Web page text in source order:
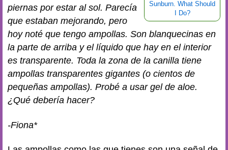
Sunburn. What Should
I Do?
piernas por estar al sol. Parecía
que estaban mejorando, pero
hoy noté que tengo ampollas. Son blanquecinas en
la parte de arriba y el líquido que hay en el interior
es transparente. Toda la zona de la canilla tiene
ampollas transparentes gigantes (o cientos de
pequeñas ampollas). Probé a usar gel de aloe.
¿Qué debería hacer?
-Fiona*